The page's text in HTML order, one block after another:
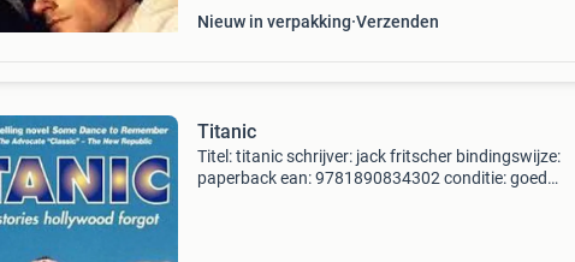
Nieuw in verpakking Verzenden
Titanic
Titel: titanic schrijver: jack fritscher bindingswijze:
paperback ean: 9781890834302 conditie: goed